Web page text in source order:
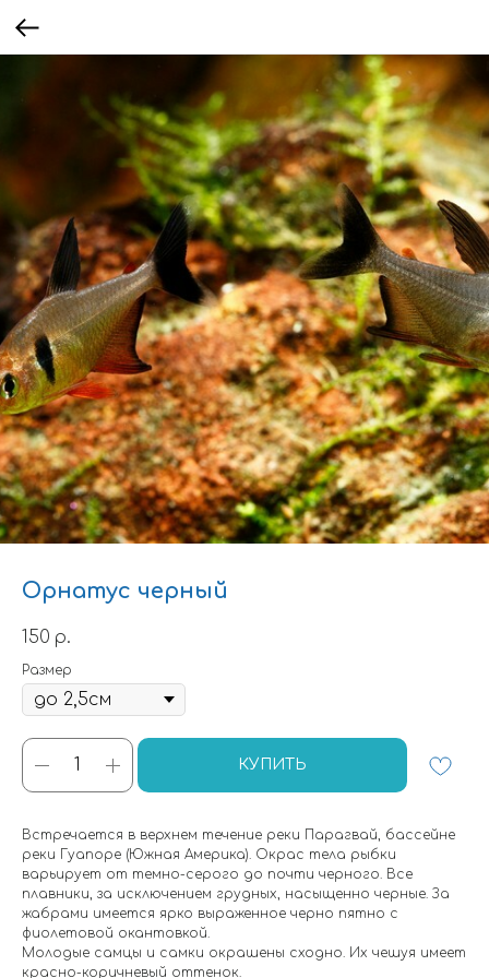
Орнатус черный
150 р.
Размер
КУПИТЬ
Встречается в верхнем течение реки Парагвай, бассейне
реки Гуапоре (Южная Америка). Окрас тела рыбки
варьирует от темно-серого до почти черного. Все
плавники, за исключением грудных, насыщенно черные. За
жабрами имеется ярко выраженное черно пятно с
фиолетовой окантовкой.
Молодые самцы и самки окрашены сходно. Их чешуя имеет
красно-коричневый оттенок.